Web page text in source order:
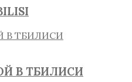
В ТБИЛИСИ